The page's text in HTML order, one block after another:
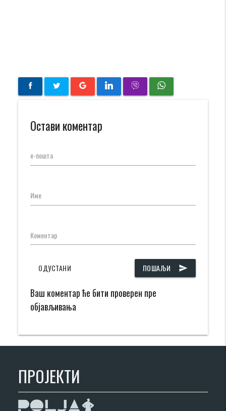
Остави коментар
е-пошта
Име
Коментар
ПОШАЉИ send
ОДУСТАНИ
Ваш коментар ће бити проверен пре
објављивања
ПРОЈЕКТИ